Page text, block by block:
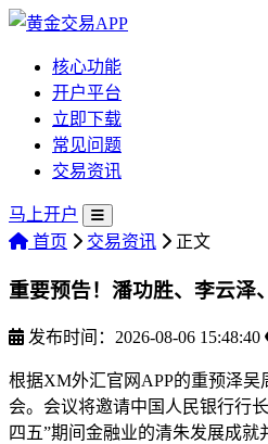
核心功能
开户平台
立即下载
常见问题
交易资讯
马上开户
首页
交易资讯 正文
重要预告！潘功胜、李云泽
发布时间：2026-08-06 15:48:40
根据XM外汇官网APP的重预泽吴
会。会议将邀请中国人民银行行
四五”期间金融业的清朱发展成就